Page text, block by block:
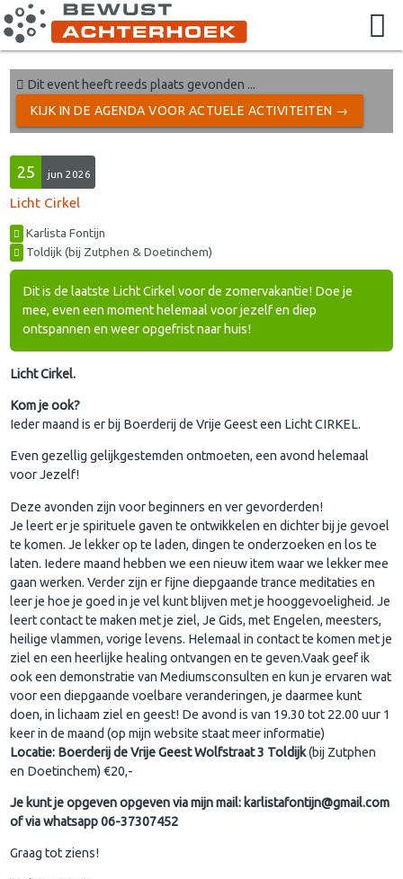
Dit event heeft reeds plaats gevonden ...
KIJK IN DE AGENDA VOOR ACTUELE ACTIVITEITEN →
25 jun 2026
Licht Cirkel
Karlista Fontijn
Toldijk (bij Zutphen & Doetinchem)
Dit is de laatste Licht Cirkel voor de zomervakantie! Doe je
mee, even een moment helemaal voor jezelf en diep
ontspannen en weer opgefrist naar huis!
Licht Cirkel.
Kom je ook?
Ieder maand is er bij Boerderij de Vrije Geest een Licht CIRKEL.
Even gezellig gelijkgestemden ontmoeten, een avond helemaal
voor Jezelf!
Deze avonden zijn voor beginners en ver gevorderden!
Je leert er je spirituele gaven te ontwikkelen en dichter bij je gevoel
te komen. Je lekker op te laden, dingen te onderzoeken en los te
laten. Iedere maand hebben we een nieuw item waar we lekker mee
gaan werken. Verder zijn er fijne diepgaande trance meditaties en
leer je hoe je goed in je vel kunt blijven met je hooggevoeligheid. Je
leert contact te maken met je ziel, Je Gids, met Engelen, meesters,
heilige vlammen, vorige levens. Helemaal in contact te komen met je
ziel en een heerlijke healing ontvangen en te geven.Vaak geef ik
ook een demonstratie van Mediumsconsulten en kun je ervaren wat
voor een diepgaande voelbare veranderingen, je daarmee kunt
doen, in lichaam ziel en geest! De avond is van 19.30 tot 22.00 uur 1
keer in de maand (op mijn website staat meer informatie)
Locatie: Boerderij de Vrije Geest Wolfstraat 3 Toldijk(bij Zutphen
en Doetinchem) €20,-
Je kunt je opgeven opgeven via mijn mail: karlistafontijn@gmail.com
of via whatsapp 06-37307452
Graag tot ziens!